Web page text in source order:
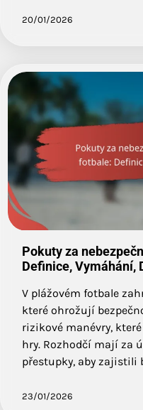
20/01/2026
Pokuty za
Definice, Vymáhání,
V plážovém fotbale
které ohrožují
rizikové manévry,
hry. Rozhodčí mají za
přestupky, aby zajistili
23/01/2026